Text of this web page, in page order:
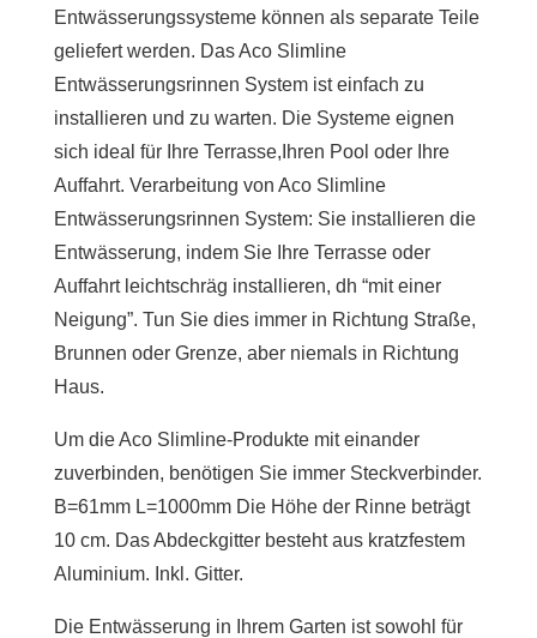
Entwässerungssysteme können als separate Teile
geliefert werden. Das Aco Slimline
Entwässerungsrinnen System ist einfach zu
installieren und zu warten. Die Systeme eignen
sich ideal für Ihre Terrasse,Ihren Pool oder Ihre
Auffahrt. Verarbeitung von Aco Slimline
Entwässerungsrinnen System: Sie installieren die
Entwässerung, indem Sie Ihre Terrasse oder
Auffahrt leichtschräg installieren, dh “mit einer
Neigung”. Tun Sie dies immer in Richtung Straße,
Brunnen oder Grenze, aber niemals in Richtung
Haus.
Um die Aco Slimline-Produkte mit einander
zuverbinden, benötigen Sie immer Steckverbinder.
B=61mm L=1000mm Die Höhe der Rinne beträgt
10 cm. Das Abdeckgitter besteht aus kratzfestem
Aluminium. Inkl. Gitter.
Die Entwässerung in Ihrem Garten ist sowohl für